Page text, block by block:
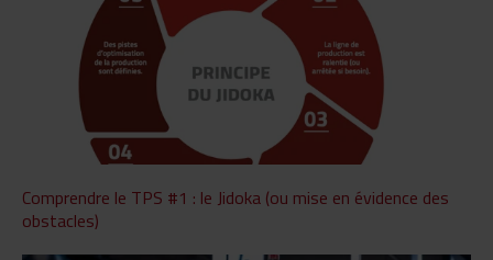
Comprendre le TPS #1 : le Jidoka (ou mise en évidence des
obstacles)